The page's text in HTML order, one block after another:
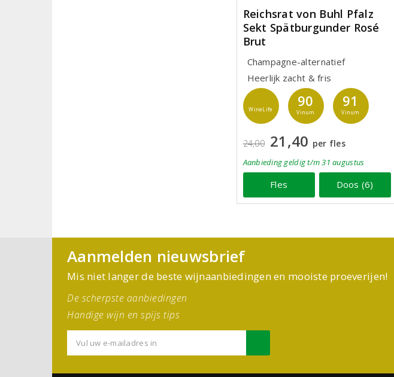
Reichsrat von Buhl Pfalz
Sekt Spätburgunder Rosé
Brut
Champagne-alternatief
Heerlijk zacht & fris
WineLife
90
Vinum
91
Vinum
24,00 21,40 per fles
Aanbieding geldigt/m 31 augustus
Fles Doos (6)
Aanmelden nieuwsbrief
Mis niet langer de beste wijnaanbiedingen en mooiste proeverijen!
De scherpste aanbiedingen
Handige wijn en spijs tips